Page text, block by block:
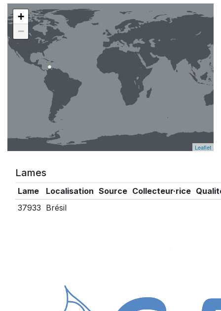
+
−
Leaflet
Lames
Lame Localisation Source Collecteur·rice
37933 Brésil